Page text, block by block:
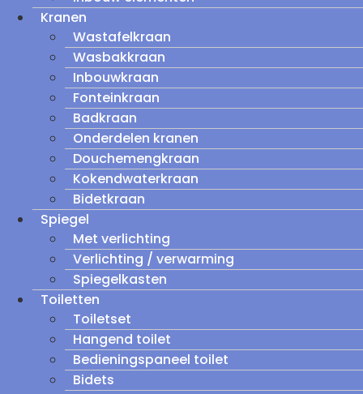
Kranen
Wastafelkraan
Wasbakkraan
Inbouwkraan
Fonteinkraan
Badkraan
Onderdelen kranen
Douchemengkraan
Kokendwaterkraan
Bidetkraan
Spiegel
Met verlichting
Verlichting / verwarming
Spiegelkasten
Toiletten
Toiletset
Hangend toilet
Bedieningspaneel toilet
Bidets